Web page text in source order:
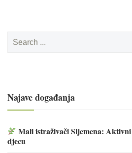
for:
Najave događanja
Mali istraživači Sljemena:
djecu